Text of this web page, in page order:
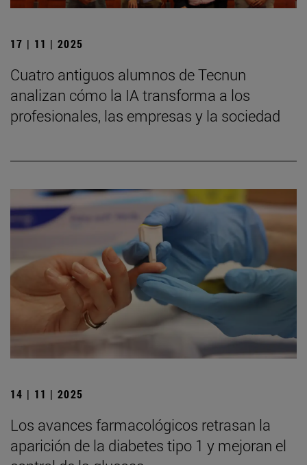
17 | 11 | 2025
Cuatro antiguos alumnos de Tecnun
analizan cómo la IA transforma a los
profesionales, las empresas y la sociedad
14 | 11 | 2025
Los avances farmacológicos retrasan la
aparición de la diabetes tipo 1 y mejoran el